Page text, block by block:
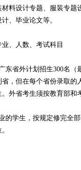
料设计专题、服装专
、毕业论文等。
、人数、考试科目
省外计划招生300名（
，但在每个省份录取
外省考生须按教育部
学生，按规定修完全部